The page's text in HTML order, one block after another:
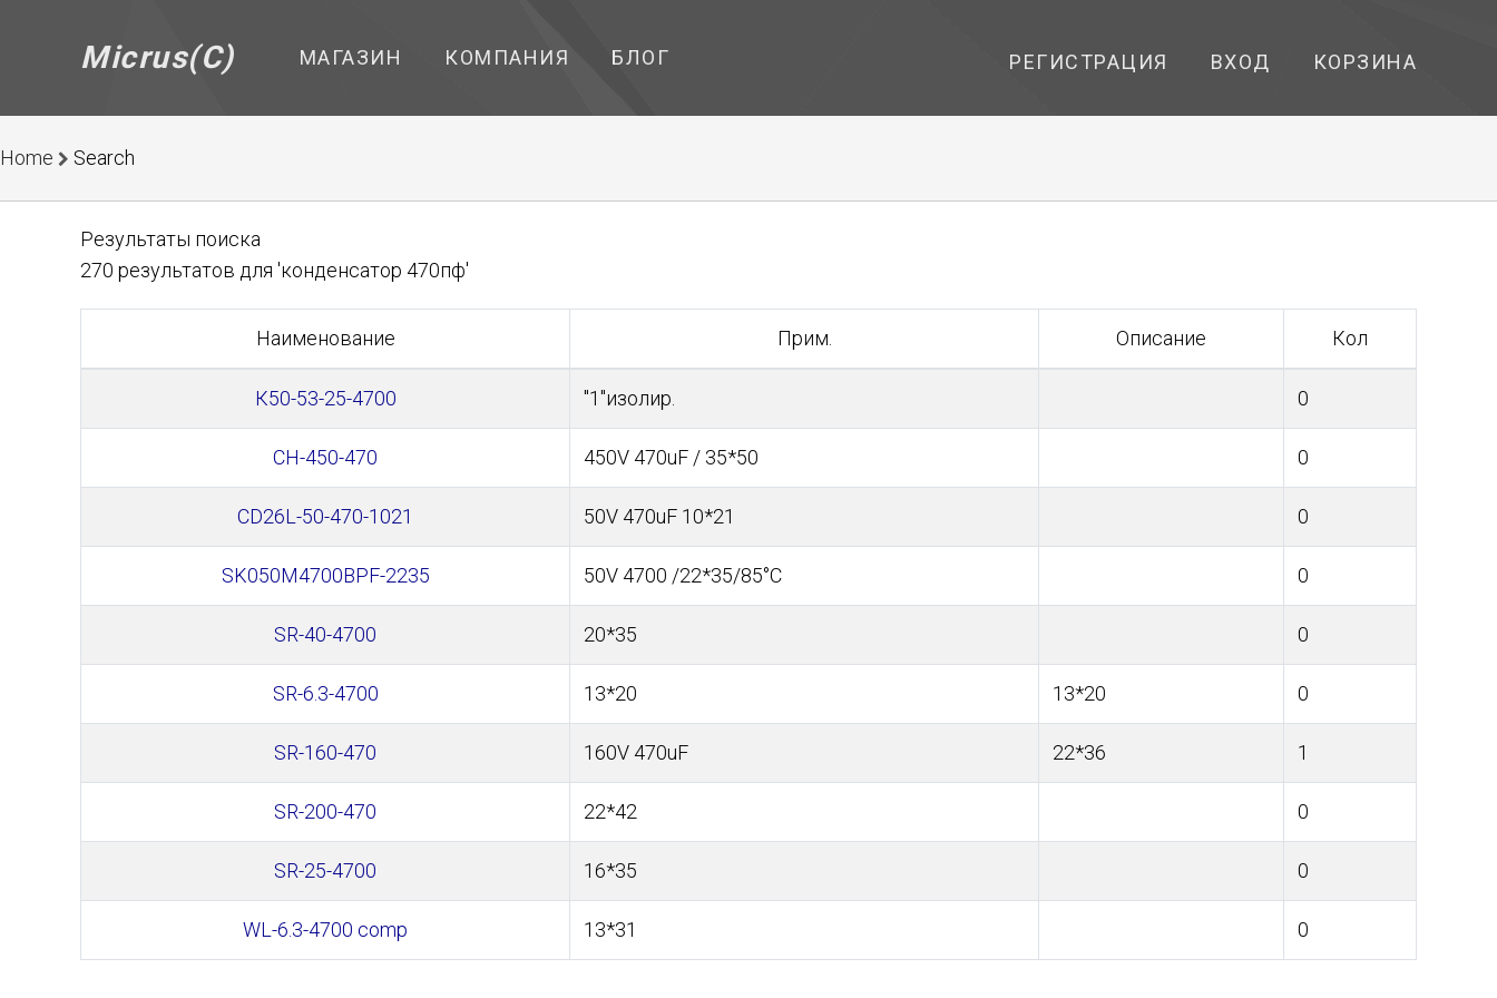
Micrus(C) МАГАЗИН КОМПАНИЯ БЛОГ РЕГИСТРАЦИЯ ВХОД КОРЗИНА
Home Search
Результаты поиска
270 результатов для 'конденсатор 470пф'
Наименование Прим. Описание Кол
К50-53-25-4700 "1"изолир. 0
CH-450-470 450V 470uF / 35*50 0
CD26L-50-470-1021 50V 470uF 10*21 0
SK050M4700BPF-2235 50V 4700 /22*35/85°C 0
SR-40-4700 20*35 0
SR-6.3-4700 13*20 13*20 0
SR-160-470 160V 470uF 22*36 1
SR-200-470 22*42 0
SR-25-4700 16*35 0
WL-6.3-4700 comp 13*31 0